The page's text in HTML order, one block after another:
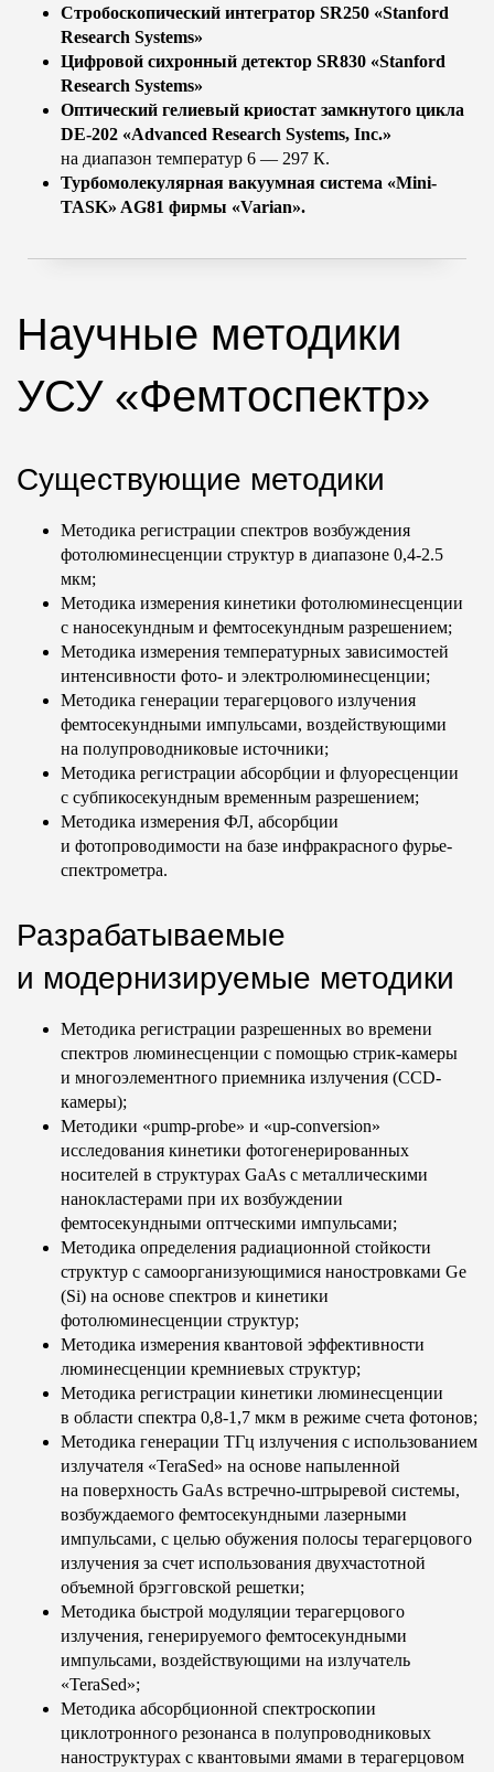
Стробоскопический интегратор SR250 «Stanford
Research Systems»
Цифровой сихронный детектор SR830 «Stanford
Research Systems»
Оптический гелиевый криостат замкнутого цикла
DE-202 «Advanced Research Systems, Inc.»
на диапазон температур 6 — 297 К.
Турбомолекулярная вакуумная система «Mini-
TASK» AG81 фирмы «Varian».
Научные методики
УСУ «Фемтоспектр»
Cуществующие методики
Методика регистрации спектров возбуждения
фотолюминесценции структур в диапазоне 0,4-2.5
мкм;
Методика измерения кинетики фотолюминесценции
с наносекундным и фемтосекундным разрешением;
Методика измерения температурных зависимостей
интенсивности фото- и электролюминесценции;
Методика генерации терагерцового излучения
фемтосекундными импульсами, воздействующими
на полупроводниковые источники;
Методика регистрации абсорбции и флуоресценции
с субпикосекундным временным разрешением;
Методика измерения ФЛ, абсорбции
и фотопроводимости на базе инфракрасного фурье-
спектрометра.
Разрабатываемые
и модернизируемые методики
Методика регистрации разрешенных во времени
спектров люминесценции с помощью стрик-камеры
и многоэлементного приемника излучения (ССD-
камеры);
Методики «pump-probe» и «up-conversion»
исследования кинетики фотогенерированных
носителей в структурах GaAs с металлическими
нанокластерами при их возбуждении
фемтосекундными оптческими импульсами;
Методика определения радиационной стойкости
структур с самоорганизующимися наностровками Ge
(Si) на основе спектров и кинетики
фотолюминесценции структур;
Методика измерения квантовой эффективности
люминесценции кремниевых структур;
Методика регистрации кинетики люминесценции
в области спектра 0,8-1,7 мкм в режиме счета фотонов;
Методика генерации ТГц излучения с использованием
излучателя «TeraSed» на основе напыленной
на поверхность GaAs встречно-штрыревой системы,
возбуждаемого фемтосекундными лазерными
импульсами, с целью обужения полосы терагерцового
излучения за счет использования двухчастотной
объемной брэгговской решетки;
Методика быстрой модуляции терагерцового
излучения, генерируемого фемтосекундными
импульсами, воздействующими на излучатель
«TeraSed»;
Методика абсорбционной спектроскопии
циклотронного резонанса в полупроводниковых
наноструктурах с квантовыми ямами в терагерцовом